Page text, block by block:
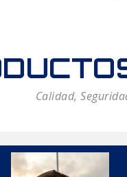
Calidad,